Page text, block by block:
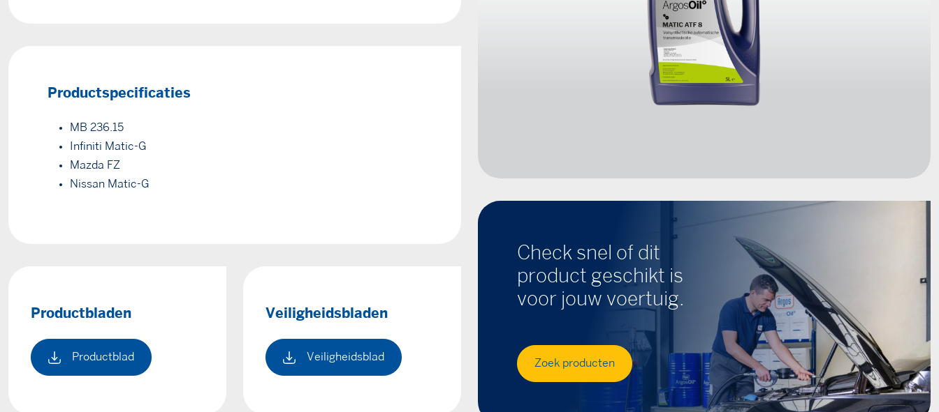
Productspecificaties
MB 236.15
Infiniti Matic-G
Mazda FZ
Nissan Matic-G
Productbladen
Productblad
Veiligheidsbladen
Veiligheidsblad
Check snel of dit
product geschikt is
voor jouw voertuig.
Zoek producten